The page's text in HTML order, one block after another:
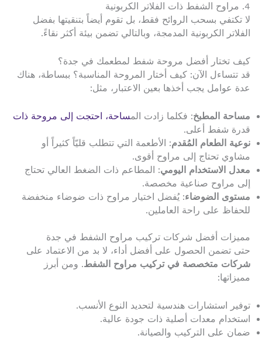
4. مراوح الشفط ذات الفلاتر الكربونية
لا تكتفي بسحب الروائح فقط، بل تقوم أيضاً بتنقيتها بفضل
الفلاتر الكربونية المدمجة، وبالتالي تضمن بيئة أكثر نقاءً.
كيف تختار أفضل مروحة شفط لمطعمك في جدة؟
قد تتساءل الآن: كيف أختار المروحة المناسبة؟ ببساطة، هناك
عدة عوامل يجب أخذها بعين الاعتبار، مثل:
مساحة المطبخ: فكلما زادت المساحة، احتجت إلى مروحة ذات
قدرة شفط أعلى.
نوعية الطعام المُقدم: الأطعمة التي تتطلب قليّاً كثيراً أو
مشاوي تحتاج إلى مراوح أقوى.
معدل الاستخدام اليومي: المطاعم ذات الضغط العالي تحتاج
إلى مراوح صناعية مخصصة.
مستوى الضوضاء: يُفضل اختيار مراوح ذات ضوضاء منخفضة
للحفاظ على راحة العاملين.
مميزات أفضل شركات تركيب مراوح الشفط في جدة
حتى تضمن الحصول على أفضل أداء، لا بد من الاعتماد على
شركات متخصصة في تركيب مراوح الشفط. ومن أبرز
مميزاتها:
توفير استشارات هندسية لتحديد النوع الأنسب.
استخدام معدات أصلية ذات جودة عالية.
ضمان على التركيب والصيانة.